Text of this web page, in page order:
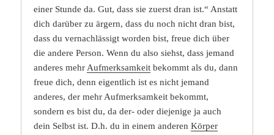
einer Stunde da. Gut, dass sie zuerst dran ist.“ Anstatt
dich darüber zu ärgern, dass du noch nicht dran bist,
dass du vernachlässigt worden bist, freue dich über
die andere Person. Wenn du also siehst, dass jemand
anderes mehrAufmerksamkeit bekommt als du, dann
freue dich, denn eigentlich ist es nicht jemand
anderes, der mehr Aufmerksamkeit bekommt,
sondern es bist du, da der- oder diejenige ja auch
dein Selbst ist. D.h. du in einem anderenKörper